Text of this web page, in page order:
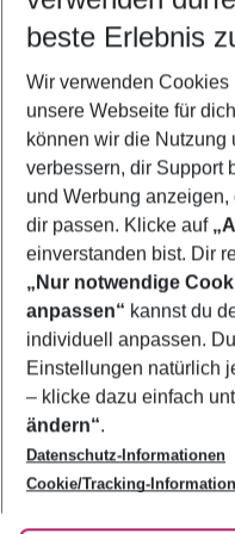
2 Erwachsene Keine
Mehr
Footer
Footer navigation
Über uns
AGB
Bestpreisgarantie
Cookie-Einstellungen
Cookie-Richtlinie
Agenturbetreuung
Barrierefreies Reisen
Folge uns
beste Erlebnis
Wir verwenden
unsere Webseite für
können wir die Nutzung
verbessern, dir Support
und Werbung
dir passen. Klicke auf
einverstanden bist. Dir
„Nur notwendige
anpassen“ kannst du
individuell anpassen.
Einstellungen natürlich
– klicke dazu einfach
ändern“.
Datenschutz-Informationen
Cookie/Tracking-